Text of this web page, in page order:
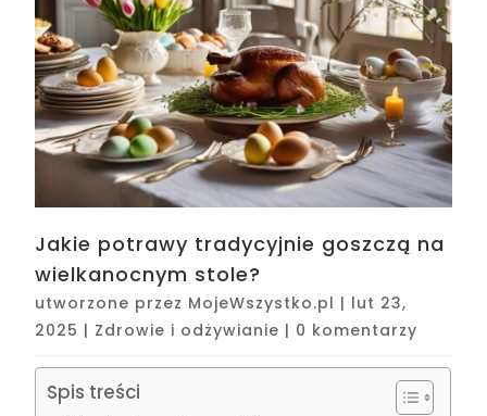
Jakie potrawy tradycyjnie goszczą na
wielkanocnym stole?
utworzone przez MojeWszystko.pl | lut 23,
2025 | Zdrowie i odżywianie | 0 komentarzy
Spis treści